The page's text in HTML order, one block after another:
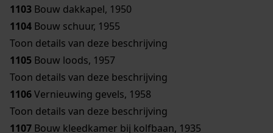
1103 Bouw dakkapel, 1950
1104 Bouw schuur, 1955
Toon details van deze beschrijving
1105 Bouw loods, 1957
Toon details van deze beschrijving
1106Vernieuwing gevels, 1958
Toon details van deze beschrijving
1107 Bouw kleedkamer bij kolfbaan, 1935